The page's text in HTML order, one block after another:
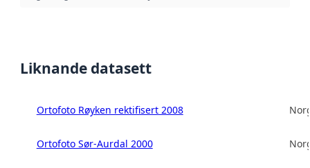
Liknande datasett
Ortofoto Røyken rektifisert 2008
Ortofoto Sør-Aurdal 2000